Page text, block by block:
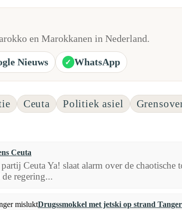
en Marokkanen in Nederland.
Nieuws ✓ WhatsApp
Ceuta Politiek asiel
Ceuta
Ceuta Ya! slaat alarm over de chaotische
regering...
Drugssmokkel met jetski op strand